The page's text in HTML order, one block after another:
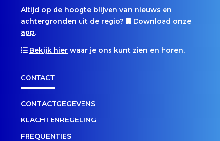
Altijd op de hoogte blijven van nieuws en
achtergronden uit de regio?
Download onze
app.
Bekijk hier waar je ons kunt zien en horen.
CONTACT
CONTACTGEGEVENS
KLACHTENREGELING
FREQUENTIES